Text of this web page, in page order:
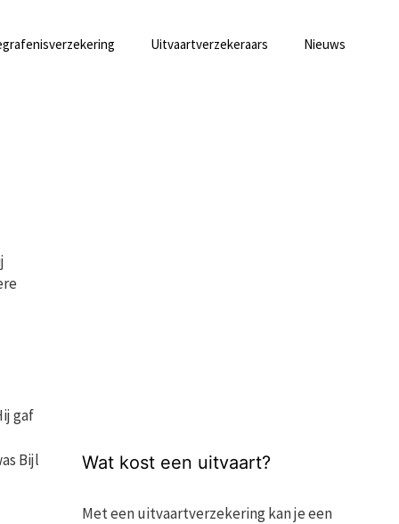
Uitvaartverzekeraars Nieuws
gaf
Bijl Wat kost een uitvaart?
Met een uitvaartverzekering kan je een